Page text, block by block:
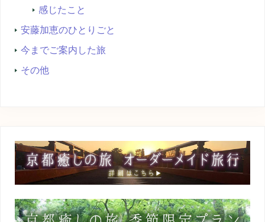
感じたこと
安藤加恵のひとりごと
今までご案内した旅
その他